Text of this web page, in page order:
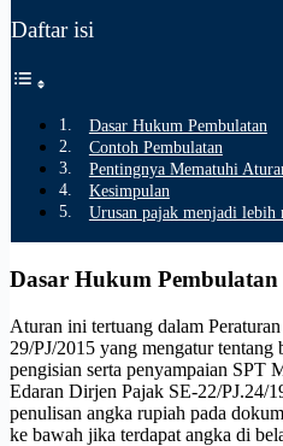
Daftar isi
Dasar Hukum Pembulatan
Contoh Pembulatan
Pentingnya Mematuhi
Kesimpulan
Urusan pajak menjadi lebih
Dasar Hukum Pembulatan
Aturan ini tertuang dalam
29/PJ/2015 yang mengatur tentang
pengisian serta penyampaian SPT
Edaran Dirjen Pajak SE-22/PJ.24/
penulisan angka rupiah pada
ke bawah jika terdapat angka di